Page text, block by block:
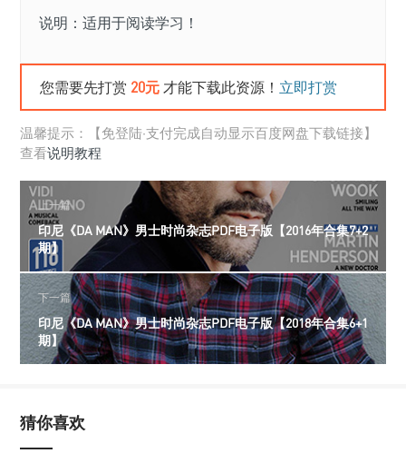
说明：适用于阅读学习！
您需要先打赏 20元 才能下载此资源！ 立即打赏
温馨提示：【免登陆·支付完成自动显示百度网盘下载链接】
查看说明教程
上一篇
印尼《DA MAN》男士时尚杂志PDF电子版【2016年合集7+2
期】
下一篇
印尼《DA MAN》男士时尚杂志PDF电子版【2018年合集6+1
期】
猜你喜欢